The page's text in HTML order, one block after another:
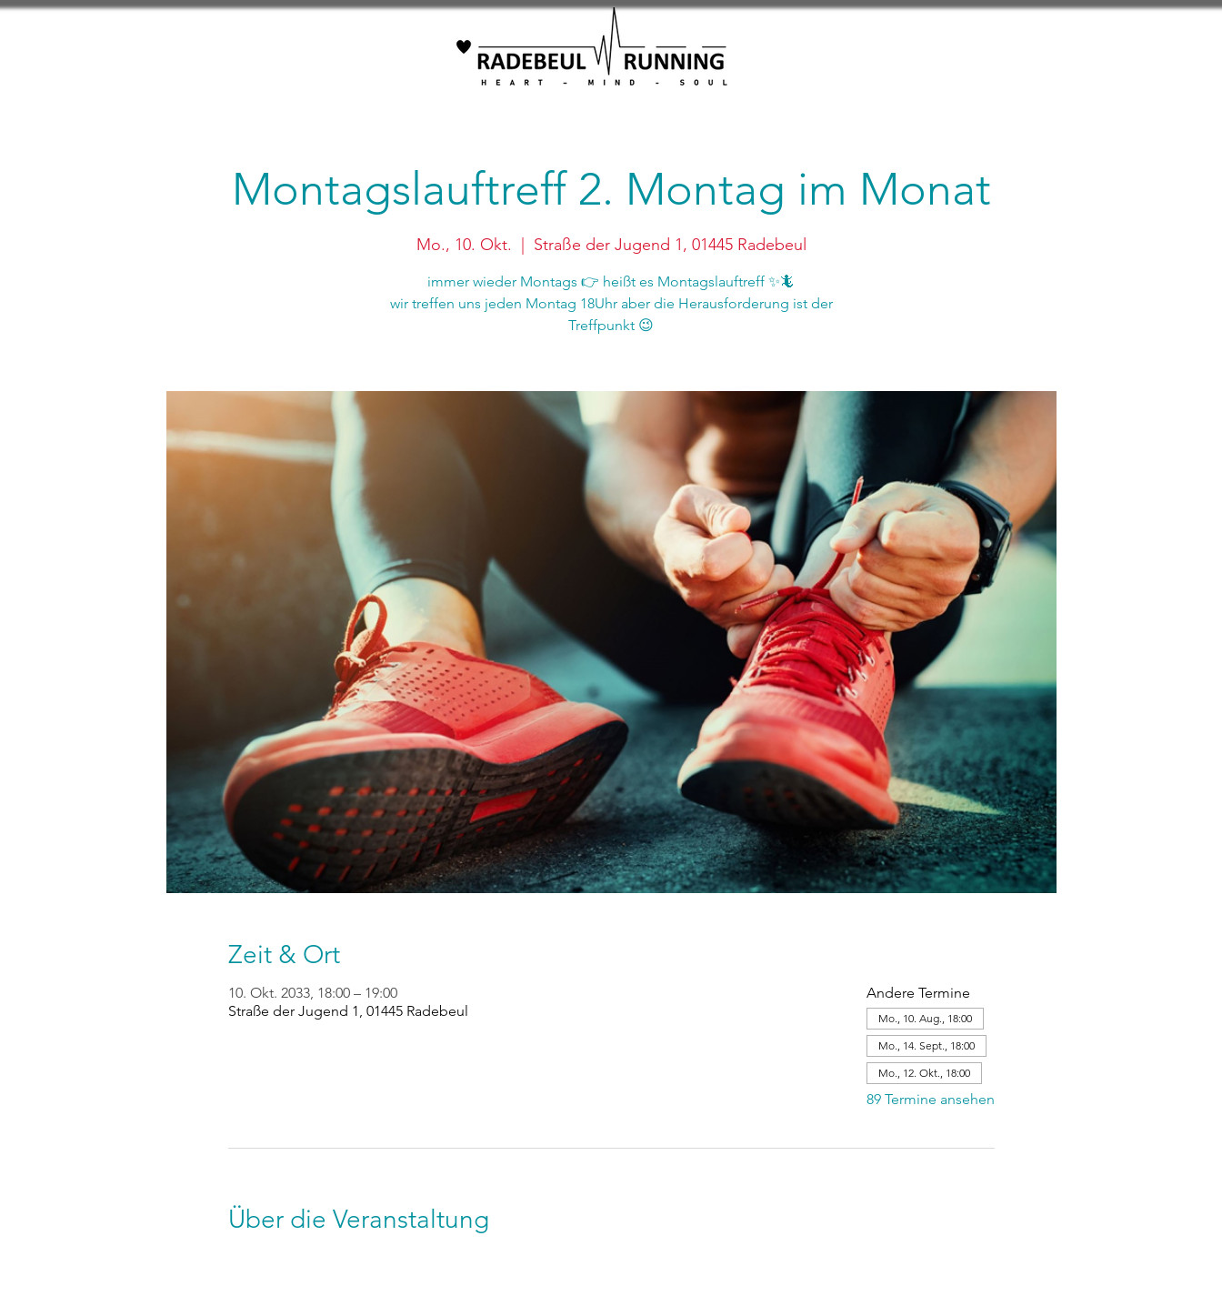
Montagslauftreff 2. Montag im Monat
Mo., 10. Okt. Straße der Jugend 1, 01445 Radebeul
immer wieder Montags 👉 heißt es Montagslauftreff ✨🦎
wir treffen uns jeden Montag 18Uhr aber die Herausforderung ist der
Zeit & Ort
10. Okt. 2033, 18:00 – 19:00
Straße der Jugend 1, 01445 Radebeul
Andere Termine
Mo., 10. Aug., 18:00
Mo., 14. Sept., 18:00
Mo., 12. Okt., 18:00
89 Termine ansehen
Über die Veranstaltung